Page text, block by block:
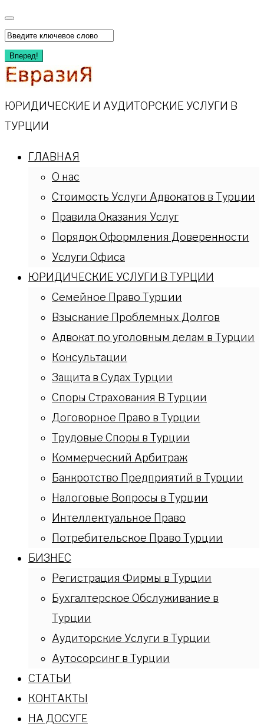
Перейти
к
содержимому
Искать:
Вперед!
ЮРИДИЧЕСКИЕ И АУДИТОРСКИЕ УСЛУГИ В
ТУРЦИИ
ГЛАВНАЯ
О нас
Стоимость Услуги Адвокатов в Турции
Правила Оказания Услуг
Порядок Оформления Доверенности
Услуги Офиса
ЮРИДИЧЕСКИЕ УСЛУГИ В ТУРЦИИ
Семейное Право Турции
Взыскание Проблемных Долгов
Адвокат по уголовным делам в Турции
Консультации
Защита в Судах Турции
Споры Страхования В Турции
Договорное Право в Турции
Трудовые Споры в Турции
Коммерческий Арбитраж
Банкротство Предприятий в Турции
Налоговые Вопросы в Турции
Интеллектуальное Право
Потребительское Право Турции
БИЗНЕС
Регистрация Фирмы в Турции
Бухгалтерское Обслуживание в
Турции
Аудиторские Услуги в Турции
Аутосорсинг в Турции
СТАТЬИ
КОНТАКТЫ
НА ДОСУГЕ